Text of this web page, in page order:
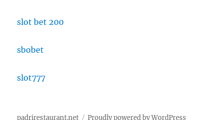
slot bet 200
sbobet
slot777
padrirestaurant.net Proudly powered by WordPress